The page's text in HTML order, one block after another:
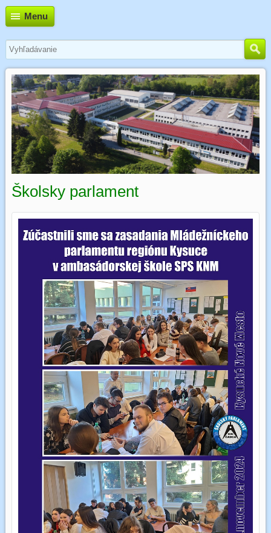
Menu
Školsky parlament